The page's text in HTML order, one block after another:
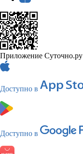
Приложение Суточно.ру
Доступно в
Доступно в